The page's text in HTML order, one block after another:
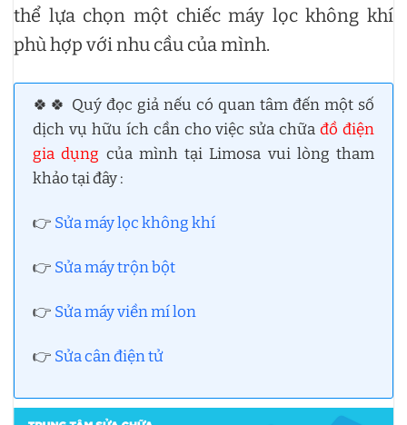
thể lựa chọn một chiếc máy lọc không khí
phù hợp với nhu cầu của mình.
🍀🍀 Quý đọc giả nếu có quan tâm đến một số
dịch vụ hữu ích cần cho việc sửa chữađồ điện
gia dụng của mình tại Limosa vui lòng tham
khảo tại đây :
👉 Sửa máy lọc không khí
👉 Sửa máy trộn bột
👉 Sửa máy viền mí lon
👉 Sửa cân điện tử